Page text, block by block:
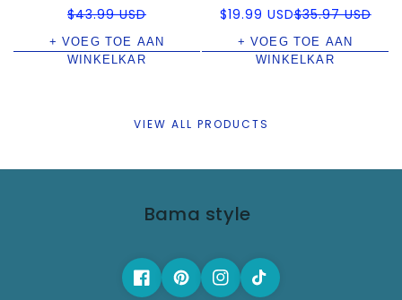
Normale
$43.99 USD
+ VOEG TOE AAN
WINKELKAR
Verkoopprijs
$19.99 USD
Normale $35.97 USD
+ VOEG TOE AAN
WINKELKAR
VIEW ALL PRODUCTS
Bama style